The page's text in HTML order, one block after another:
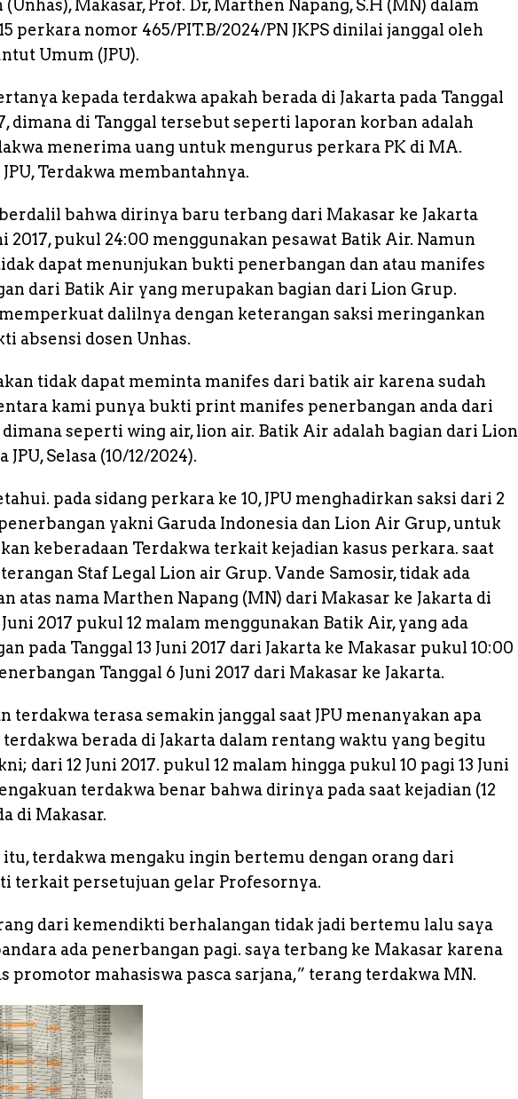
p
p
n
g
r
i
k
Makasar, Prof. Dr, Marthen Napang, S.H (MN) dalam
perkara nomor 465/PIT.B/2024/PN JKPS dinilai janggal oleh
Umum (JPU).
kepada terdakwa apakah berada di Jakarta pada Tanggal
dimana di Tanggal tersebut seperti laporan korban adalah
menerima uang untuk mengurus perkara PK di MA.
Terdakwa membantahnya.
bahwa dirinya baru terbang dari Makasar ke Jakarta
2017, pukul 24:00 menggunakan pesawat Batik Air. Namun
dapat menunjukan bukti penerbangan dan atau manifes
dari Batik Air yang merupakan bagian dari Lion Grup.
dalilnya dengan keterangan saksi meringankan
absensi dosen Unhas.
tidak dapat meminta manifes dari batik air karena sudah
kami punya bukti print manifes penerbangan anda dari
seperti wing air, lion air. Batik Air adalah bagian dari Lion
JPU, Selasa (10/12/2024).
pada sidang perkara ke 10, JPU menghadirkan saksi dari 2
yakni Garuda Indonesia dan Lion Air Grup, untuk
keberadaan Terdakwa terkait kejadian kasus perkara. saat
Staf Legal Lion air Grup. Vande Samosir, tidak ada
atas nama Marthen Napang (MN) dari Makasar ke Jakarta di
Juni 2017 pukul 12 malam menggunakan Batik Air, yang ada
pada Tanggal 13 Juni 2017 dari Jakarta ke Makasar pukul 10:00
Tanggal 6 Juni 2017 dari Makasar ke Jakarta.
terdakwa terasa semakin janggal saat JPU menanyakan apa
berada di Jakarta dalam rentang waktu yang begitu
dari 12 Juni 2017. pukul 12 malam hingga pukul 10 pagi 13 Juni
terdakwa benar bahwa dirinya pada saat kejadian (12
di Makasar.
terdakwa mengaku ingin bertemu dengan orang dari
terkait persetujuan gelar Profesornya.
dari kemendikti berhalangan tidak jadi bertemu lalu saya
ada penerbangan pagi. saya terbang ke Makasar karena
promotor mahasiswa pasca sarjana,” terang terdakwa MN.